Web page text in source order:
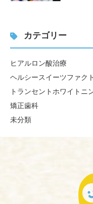
カテゴリー
ヒアルロン酸治療
ヘルシースイーツファク
トランセントホワイトニ
矯正歯科
未分類